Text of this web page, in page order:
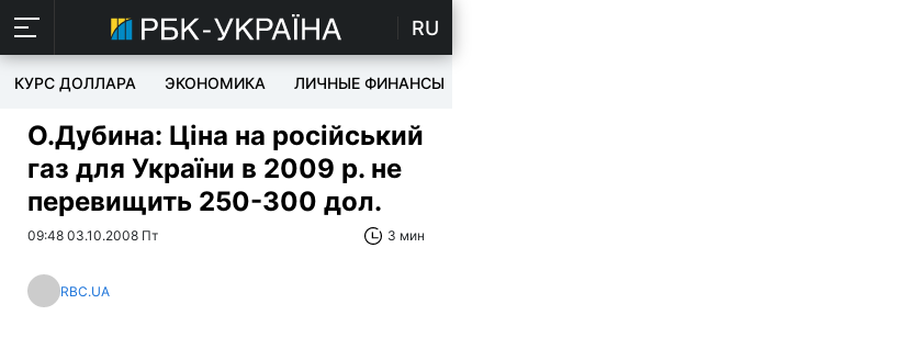
RU
КУРС ДОЛЛАРА ЭКОНОМИКА ЛИЧНЫЕ ФИНАНСЫ
О.Дубина: Ціна на російський
газ для України в 2009 р. не
перевищить 250-300 дол.
09:48 03.10.2008 Пт 3 мин
RBC.UA